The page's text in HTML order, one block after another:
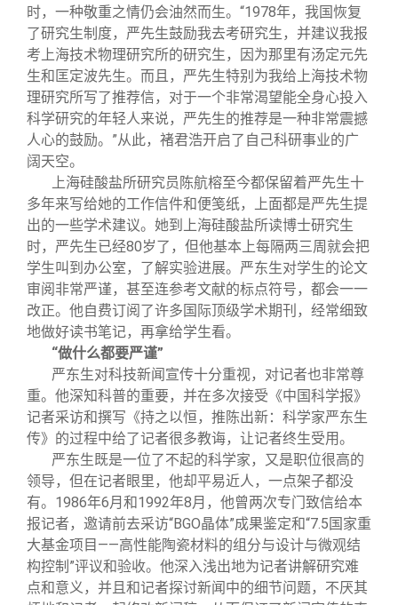
时，一种敬重之情仍会油然而生。“1978年，我国恢复
了研究生制度，严先生鼓励我去考研究生，并建议我报
考上海技术物理研究所的研究生，因为那里有汤定元先
生和匡定波先生。而且，严先生特别为我给上海技术物
理研究所写了推荐信，对于一个非常渴望能全身心投入
科学研究的年轻人来说，严先生的推荐是一种非常震撼
人心的鼓励。”从此，褚君浩开启了自己科研事业的广
阔天空。
上海硅酸盐所研究员陈航榕至今都保留着严先生十
多年来写给她的工作信件和便笺纸，上面都是严先生提
出的一些学术建议。她到上海硅酸盐所读博士研究生
时，严先生已经80岁了，但他基本上每隔两三周就会把
学生叫到办公室，了解实验进展。严东生对学生的论文
审阅非常严谨，甚至连参考文献的标点符号，都会一一
改正。他自费订阅了许多国际顶级学术期刊，经常细致
地做好读书笔记，再拿给学生看。
“做什么都要严谨”
严东生对科技新闻宣传十分重视，对记者也非常尊
重。他深知科普的重要，并在多次接受《中国科学报》
记者采访和撰写《持之以恒，推陈出新：科学家严东生
传》的过程中给了记者很多教诲，让记者终生受用。
严东生既是一位了不起的科学家，又是职位很高的
领导，但在记者眼里，他却平易近人，一点架子都没
有。1986年6月和1992年8月，他曾两次专门致信给本
报记者，邀请前去采访“BGO晶体”成果鉴定和“7.5国家重
大基金项目——高性能陶瓷材料的组分与设计与微观结
构控制”评议和验收。他深入浅出地为记者讲解研究难
点和意义，并且和记者探讨新闻中的细节问题，不厌其